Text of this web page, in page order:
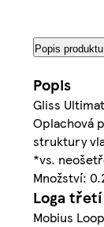
Popis produktu
Popis
Gliss
Oplachová
struktury
*vs.
Množství:
Loga
Mobius